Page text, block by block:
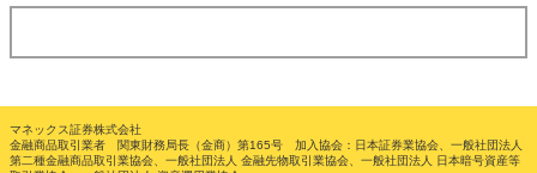
マネックス証券株式会社
金融商品取引業者 関東財務局長（金商）第165号 加入協会：日本証券業協会、一般社団法人
第二種金融商品取引業協会、一般社団法人 金融先物取引業協会、一般社団法人 日本暗号資産等